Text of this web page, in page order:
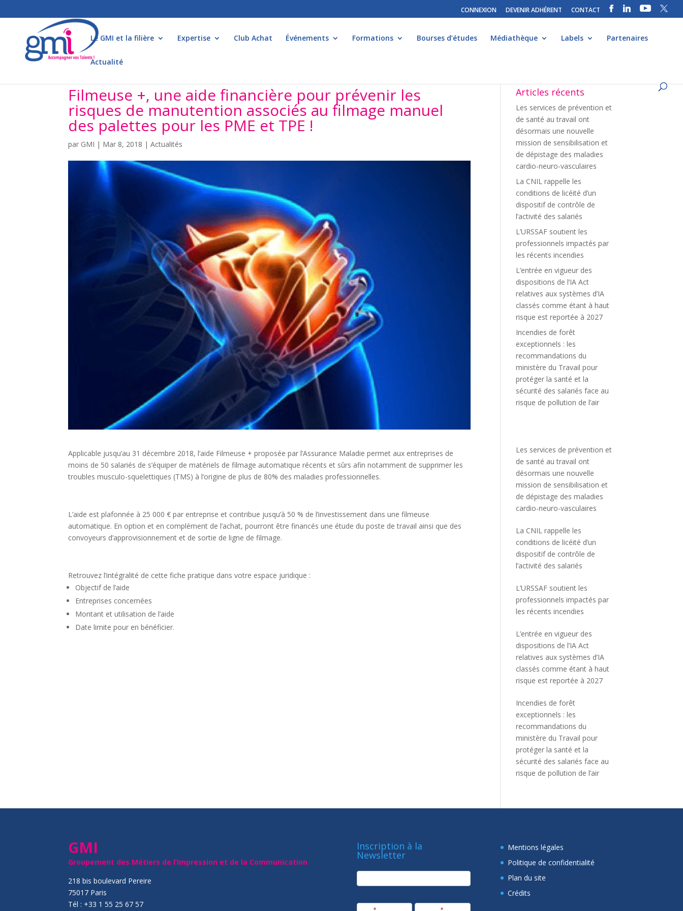
CONNEXION DEVENIR ADHÉRENT CONTACT
Le GMI et la filière Expertise Club Achat Événements Formations Bourses d’études Médiathèque Labels Partenaires
Actualité
Filmeuse +, une aide financière pour prévenir les
risques de manutention associés au filmage manuel
des palettes pour les PME et TPE !
par GMI | Mar 8, 2018 |Actualités
Applicable jusqu’au 31 décembre 2018, l’aide Filmeuse + proposée par l’Assurance Maladie permet aux entreprises de
moins de 50 salariés de s’équiper de matériels de filmage automatique récents et sûrs afin notamment de supprimer les
troubles musculo-squelettiques (TMS) à l’origine de plus de 80% des maladies professionnelles.
L’aide est plafonnée à 25 000 € par entreprise et contribue jusqu’à 50 % de l’investissement dans une filmeuse
automatique. En option et en complément de l’achat, pourront être financés une étude du poste de travail ainsi que des
convoyeurs d’approvisionnement et de sortie de ligne de filmage.
Retrouvez l’intégralité de cette fiche pratique dans votre espace juridique :
Objectif de l’aide
Entreprises concernées
Montant et utilisation de l’aide
Date limite pour en bénéficier.
Articles récents
Les services de prévention et
de santé au travail ont
désormais une nouvelle
mission de sensibilisation et
de dépistage des maladies
cardio-neuro-vasculaires
La CNIL rappelle les
conditions de licéité d’un
dispositif de contrôle de
l’activité des salariés
L’URSSAF soutient les
professionnels impactés par
les récents incendies
L’entrée en vigueur des
dispositions de l’IA Act
relatives aux systèmes d’IA
classés comme étant à haut
risque est reportée à 2027
Incendies de forêt
exceptionnels : les
recommandations du
ministère du Travail pour
protéger la santé et la
sécurité des salariés face au
risque de pollution de l’air
Les services de prévention et
de santé au travail ont
désormais une nouvelle
mission de sensibilisation et
de dépistage des maladies
cardio-neuro-vasculaires
La CNIL rappelle les
conditions de licéité d’un
dispositif de contrôle de
l’activité des salariés
L’URSSAF soutient les
professionnels impactés par
les récents incendies
L’entrée en vigueur des
dispositions de l’IA Act
relatives aux systèmes d’IA
classés comme étant à haut
risque est reportée à 2027
Incendies de forêt
exceptionnels : les
recommandations du
ministère du Travail pour
protéger la santé et la
sécurité des salariés face au
risque de pollution de l’air
GMI
Groupement des Métiers de l’Impression et de la Communication
218 bis boulevard Pereire
75017 Paris
Tél : +33 1 55 25 67 57
Inscription à la
Newsletter
newsletter
Mentions légales
Politique de confidentialité
Plan du site
Crédits